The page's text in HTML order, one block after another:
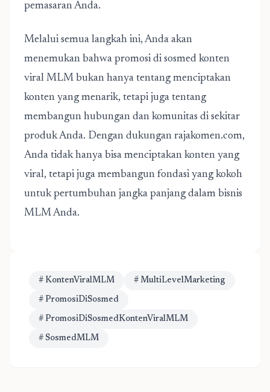
pemasaran Anda.
Melalui semua langkah ini, Anda akan
menemukan bahwa promosi di sosmed konten
viral MLM bukan hanya tentang menciptakan
konten yang menarik, tetapi juga tentang
membangun hubungan dan komunitas di sekitar
produk Anda. Dengan dukungan rajakomen.com,
Anda tidak hanya bisa menciptakan konten yang
viral, tetapi juga membangun fondasi yang kokoh
untuk pertumbuhan jangka panjang dalam bisnis
MLM Anda.
# KontenViralMLM # MultiLevelMarketing
# PromosiDiSosmed
# PromosiDiSosmedKontenViralMLM
# SosmedMLM